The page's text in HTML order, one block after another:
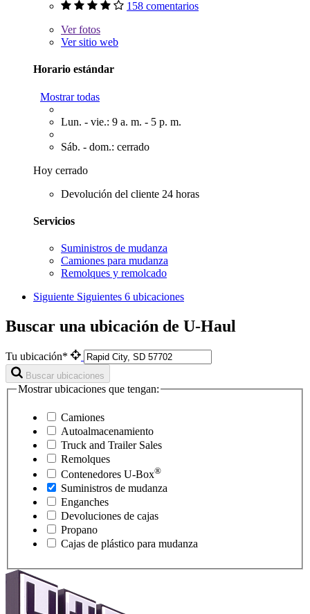
158 comentarios
Verfotos
Ver sitio web
Horario estándar
Mostrar todas
Lun. - vie.: 9 a. m. - 5 p. m.
Sáb. - dom.: cerrado
Hoy cerrado
Devolución del cliente 24 horas
Servicios
Suministros de mudanza
Camiones para mudanza
Remolques y remolcado
Siguiente Siguientes 6 ubicaciones
Buscar una ubicación de U-Haul
Tu ubicación*
Buscar ubicaciones
Mostrar ubicaciones que tengan:
Camiones
Autoalmacenamiento
Truck and Trailer Sales
Remolques
Contenedores U-Box®
Suministros de mudanza
Enganches
Devoluciones de cajas
Propano
Cajas de plástico para mudanza